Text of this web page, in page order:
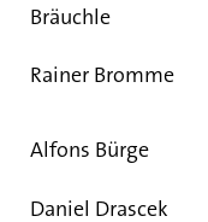
Bräuchle
Rainer Bromme
Alfons Bürge
Daniel Drascek